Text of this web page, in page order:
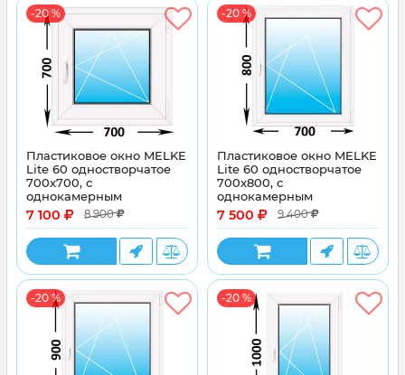
-20 %
Пластиковое окно MELKE
Lite 60 одностворчатое
700x700, с
однокамерным
энергосберегающим
стеклопакетом
7 100 8 900
-20 %
Пластиковое окно MELKE
Lite 60 одностворчатое
700x800, с
однокамерным
энергосберегающим
стеклопакетом
7 500 9 400
-20 % -20 %